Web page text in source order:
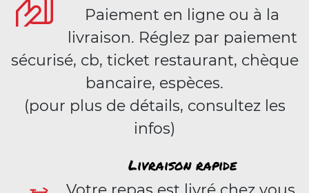
Paiement en ligne ou à la
livraison. Réglez par paiement
sécurisé, cb, ticket restaurant, chèque
bancaire, espèces.
(pour plus de détails, consultez les
infos)
Livraison rapide